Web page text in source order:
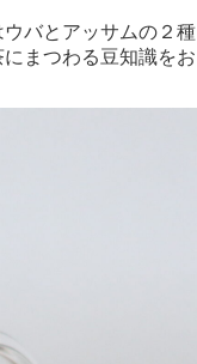
バとアッサムの２種
まつわる豆知識をお